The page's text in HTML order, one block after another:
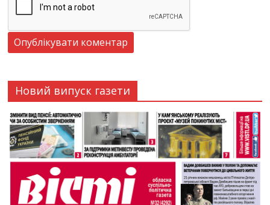
Новий випуск газети